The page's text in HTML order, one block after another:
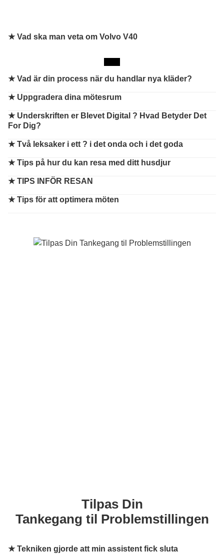
★ Vad ska man veta om Volvo V40
★Vad är din process när du handlar nya kläder?
★ Uppgradera dina mötesrum
★ Underskriften er Blevet Digital ? Hvad Betyder Det
For Dig?
★Två leksaker i ett ? i det onda och i det goda
★Tips på hur du kan resa med ditt husdjur
★TIPS INFÖR RESAN
★Tips för att optimera möten
Tilpas Din
Tankegang til Problemstillingen
★Tekniken gjorde att min assistent fick sluta